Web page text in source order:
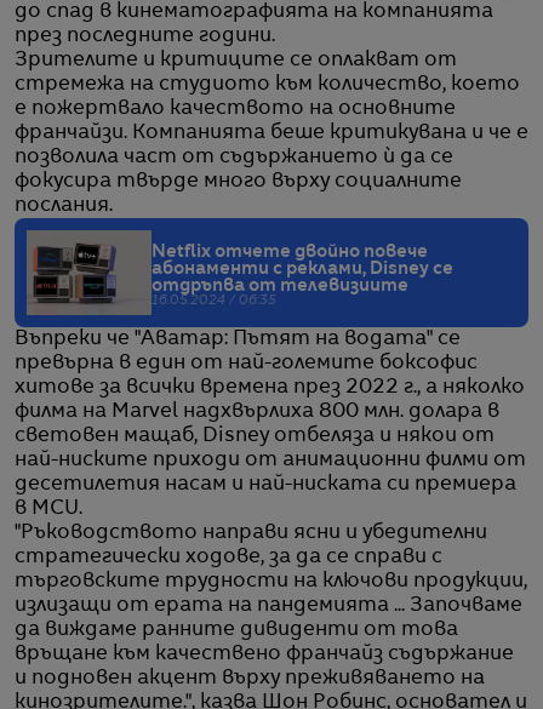
до спад в кинематографията на компанията
през последните години.
Зрителите и критиците се оплакват от
стремежа на студиото към количество, което
е пожертвало качеството на основните
франчайзи. Компанията беше критикувана и че е
позволила част от съдържанието ѝ да се
фокусира твърде много върху социалните
послания.
Netflix отчете двойно повече
абонаменти с реклами, Disney се
отдръпва от телевизиите
16.05.2024 / 06:35
Въпреки че "Аватар: Пътят на водата" се
превърна в един от най-големите боксофис
хитове за всички времена през 2022 г., а няколко
филма на Marvel надхвърлиха 800 млн. долара в
световен мащаб, Disney отбеляза и някои от
най-ниските приходи от анимационни филми от
десетилетия насам и най-ниската си премиера
в MCU.
"Ръководството направи ясни и убедителни
стратегически ходове, за да се справи с
търговските трудности на ключови продукции,
излизащи от ерата на пандемията ... Започваме
да виждаме ранните дивиденти от това
връщане към качествено франчайз съдържание
и подновен акцент върху преживяването на
кинозрителите.", казва Шон Робинс, основател и